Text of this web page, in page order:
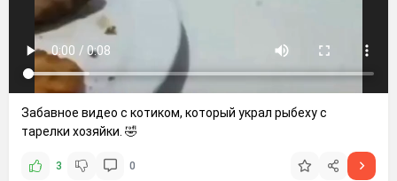
Забавное видео с котиком, который украл рыбеху с
тарелки хозяйки. 🤣
3 0